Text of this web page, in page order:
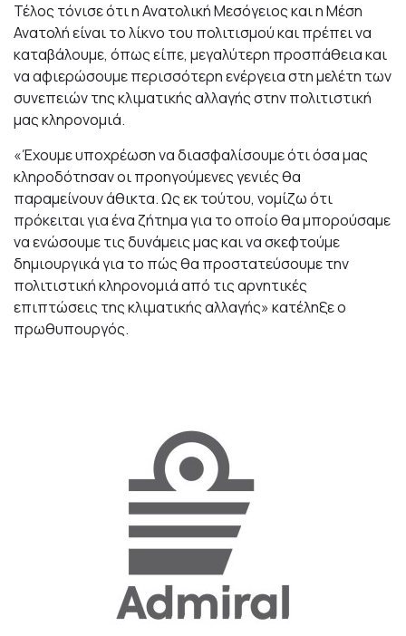
Τέλος τόνισε ότι η Ανατολική Μεσόγειος και η Μέση
Ανατολή είναι το λίκνο του πολιτισμού και πρέπει να
καταβάλουμε, όπως είπε, μεγαλύτερη προσπάθεια και
να αφιερώσουμε περισσότερη ενέργεια στη μελέτη των
συνεπειών της κλιματικής αλλαγής στην πολιτιστική
μας κληρονομιά.
«Έχουμε υποχρέωση να διασφαλίσουμε ότι όσα μας
κληροδότησαν οι προηγούμενες γενιές θα
παραμείνουν άθικτα. Ως εκ τούτου, νομίζω ότι
πρόκειται για ένα ζήτημα για το οποίο θα μπορούσαμε
να ενώσουμε τις δυνάμεις μας και να σκεφτούμε
δημιουργικά για το πώς θα προστατεύσουμε την
πολιτιστική κληρονομιά από τις αρνητικές
επιπτώσεις της κλιματικής αλλαγής» κατέληξε ο
πρωθυπουργός.